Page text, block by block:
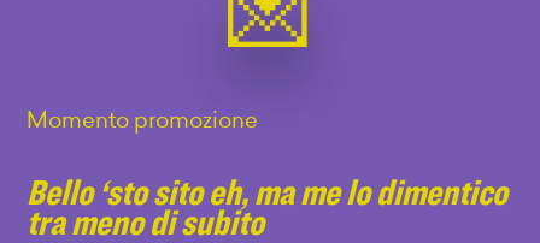
Momento promozione
Bello ‘sto sito eh, ma me lo dimentico
tra meno di subito